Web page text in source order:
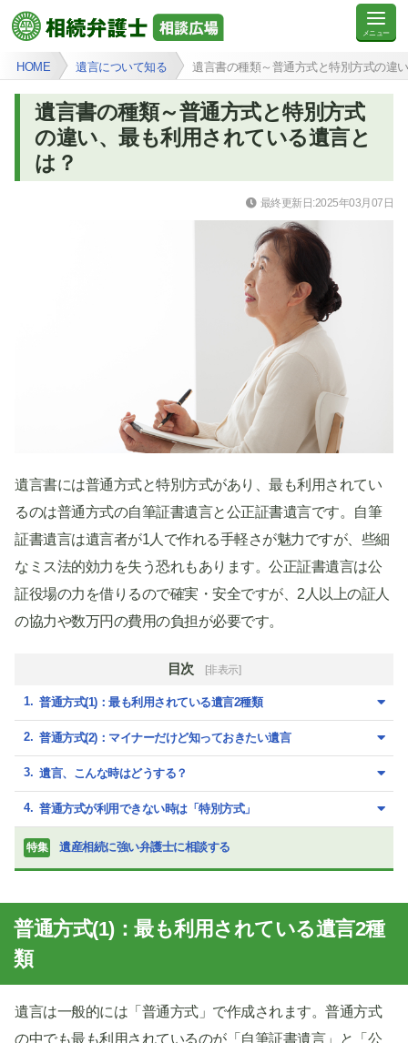
HOME 遺言について知る 遺言書の種類～普通方式と特別方式の違
遺言書の種類～普通方式と特別方式
の違い、最も利用されている遺言と
は？
最終更新日:2025年03月07日
遺言書には普通方式と特別方式があり、最も利用されてい
るのは普通方式の自筆証書遺言と公正証書遺言です。自筆
証書遺言は遺言者が1人で作れる手軽さが魅力ですが、些細
なミス法的効力を失う恐れもあります。公正証書遺言は公
証役場の力を借りるので確実・安全ですが、2人以上の証人
の協力や数万円の費用の負担が必要です。
目次 [非表示]
普通方式(1)：最も利用されている遺言2種類
普通方式(2)：マイナーだけど知っておきたい遺言
遺言、こんな時はどうする？
普通方式が利用できない時は「特別方式」
特集 遺産相続に強い弁護士に相談する
普通方式(1)：最も利用されている遺言2種
類
遺言は一般的には「普通方式」で作成されます。普通方式
の中でも最も利用されているのが「自筆証書遺言」と「公